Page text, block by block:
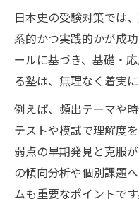
日本史の受験対策では
系的かつ実践的かが成
ールに基づき、基礎・
る塾は、無理なく着実
例えば、頻出テーマや
テストや模試で理解度
弱点の早期発見と克服
の傾向分析や個別課題
ムも重要なポイントです